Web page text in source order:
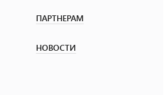
ПАРТНЕРАМ
НОВОСТИ